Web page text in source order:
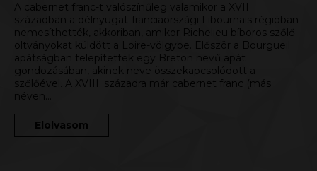
A cabernet franc-t valószínűleg valamikor a XVII.
században a délnyugat-franciaországi Libournais régióban
nemesíthették, akkoriban, amikor Richelieu bíboros szőlő
oltványokat küldött a Loire-völgybe. Először a Bourgueil
apátságban telepítették egy Breton nevű apát
gondozásában, akinek neve összekapcsolódott a
szőlőével. A XVIII. századra már cabernet franc (más
néven…
Elolvasom